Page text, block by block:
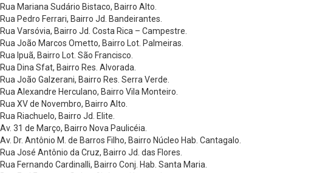
Rua Mariana Sudário Bistaco, Bairro Alto.
Rua Pedro Ferrari, Bairro Jd. Bandeirantes.
Rua Varsóvia, Bairro Jd. Costa Rica – Campestre.
Rua João Marcos Ometto, Bairro Lot. Palmeiras.
Rua Ipuã, Bairro Lot. São Francisco.
Rua Dina Sfat, Bairro Res. Alvorada.
Rua João Galzerani, Bairro Res. Serra Verde.
Rua Alexandre Herculano, Bairro Vila Monteiro.
Rua XV de Novembro, Bairro Alto.
Rua Riachuelo, Bairro Jd. Elite.
Av. 31 de Março, Bairro Nova Paulicéia.
Av. Dr. Antônio M. de Barros Filho, Bairro Núcleo Hab. Cantagalo.
Rua José Antônio da Cruz, Bairro Jd. das Flores.
Rua Fernando Cardinalli, Bairro Conj. Hab. Santa Maria.